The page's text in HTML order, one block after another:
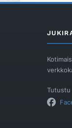
Tutustu